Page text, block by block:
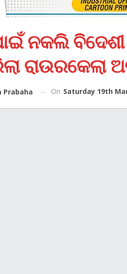
ନକଲି
ରାଉରକେଲା
Prabaha On Saturday 19th